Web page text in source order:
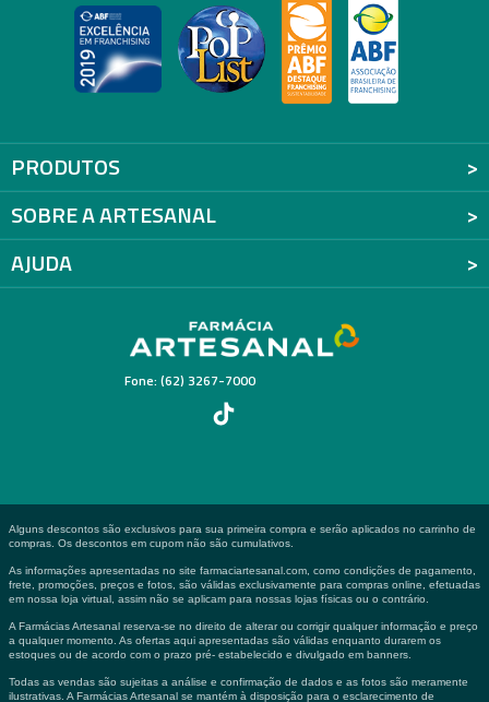
PRODUTOS
SOBRE A ARTESANAL
AJUDA
Fone: (62) 3267-7000
Alguns descontos são exclusivos para sua primeira compra e serão aplicados no carrinho de
compras. Os descontos em cupom não são cumulativos.
As informações apresentadas no site farmaciartesanal.com, como condições de pagamento,
frete, promoções, preços e fotos, são válidas exclusivamente para compras online, efetuadas
em nossa loja virtual, assim não se aplicam para nossas lojas físicas ou o contrário.
A Farmácias Artesanal reserva-se no direito de alterar ou corrigir qualquer informação e preço
a qualquer momento. As ofertas aqui apresentadas são válidas enquanto durarem os
estoques ou de acordo com o prazo pré- estabelecido e divulgado em banners.
Todas as vendas são sujeitas a análise e confirmação de dados e as fotos são meramente
ilustrativas. A Farmácias Artesanal se mantém à disposição para o esclarecimento de